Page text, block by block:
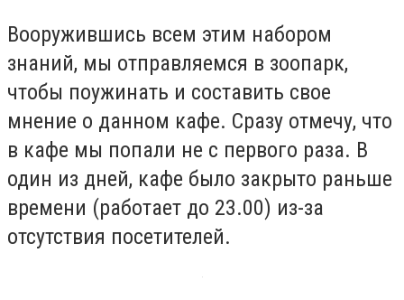
Вооружившись всем этим набором
знаний, мы отправляемся в зоопарк,
чтобы поужинать и составить свое
мнение о данном кафе. Сразу отмечу, что
в кафе мы попали не с первого раза. В
один из дней, кафе было закрыто раньше
времени (работает до 23.00) из-за
отсутствия посетителей.